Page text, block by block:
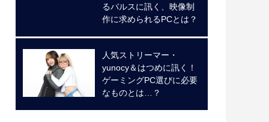
るバルスに訊く、映像制
作に求められるPCとは？
人気ストリーマー・
yunocy＆はつめに訊く！
ゲーミングPC選びに必要
なものとは…？